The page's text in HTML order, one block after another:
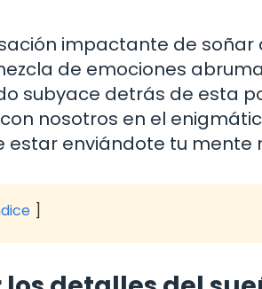
impactante de soñar
de emociones
subyace detrás de esta
nosotros en el
estar enviándote tu mente